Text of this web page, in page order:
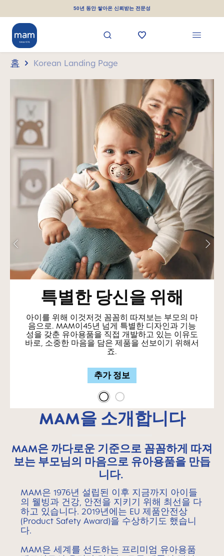
50년 동안 쌓아온 신뢰받는 전문성
홈 Korean Landing Page
특별한 당신을 위해
아이를 위해 이것저것 꼼꼼히 따져보는 부모의 마
음으로. MAM이45년 넘게 특별한 디자인과 기능
성을 갖춘 유아용품을 직접 개발하고 있는 이유도
바로, 소중한 마음을 담은 제품을 선보이기 위해서
죠.
추가 정보
MAM을 소개합니다
MAM은 까다로운 기준으로 꼼꼼하게 따져
보는 부모님의 마음으로 유아용품을 만듭
니다.
MAM은 1976년 설립된 이후 지금까지 아이들
의 웰빙과 건강, 안전을 지키기 위해 최선을 다
하고 있습니다. 2019년에는 EU 제품안전상
(Product Safety Award)을 수상하기도 했습니
다.
MAM은 세계를 선도하는 프리미엄 유아용품